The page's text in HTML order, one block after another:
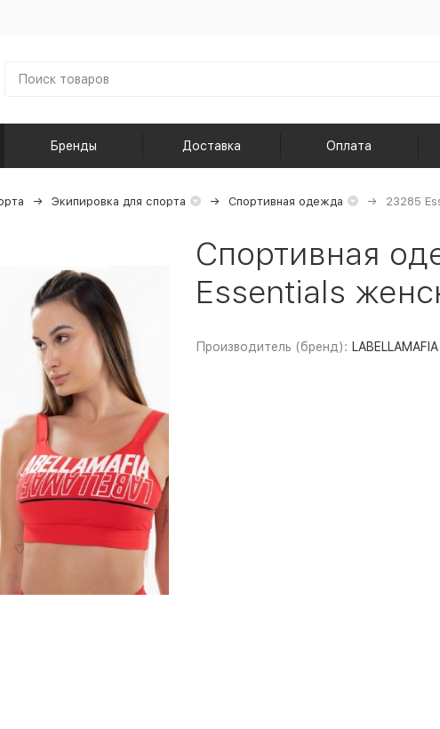
Бренды Доставка Оплата
Экипировка для спорта Спортивная одежда 23285
Спортивная
Essentials
Производитель (бренд): LABELLAMAFIA